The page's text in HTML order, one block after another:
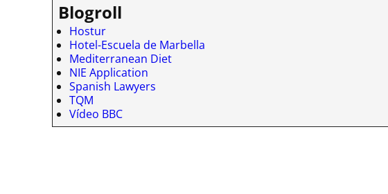
Blogroll
Hostur
Hotel-Escuela de Marbella
Mediterranean Diet
NIE Application
Spanish Lawyers
TQM
Vídeo BBC